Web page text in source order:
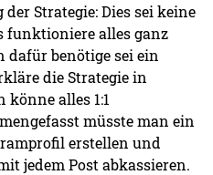
Strategie: Dies sei keine
funktioniere alles ganz
dafür benötige sei ein
die Strategie in
alles 1:1
müsste man ein
erstellen und
jedem Post abkassieren.